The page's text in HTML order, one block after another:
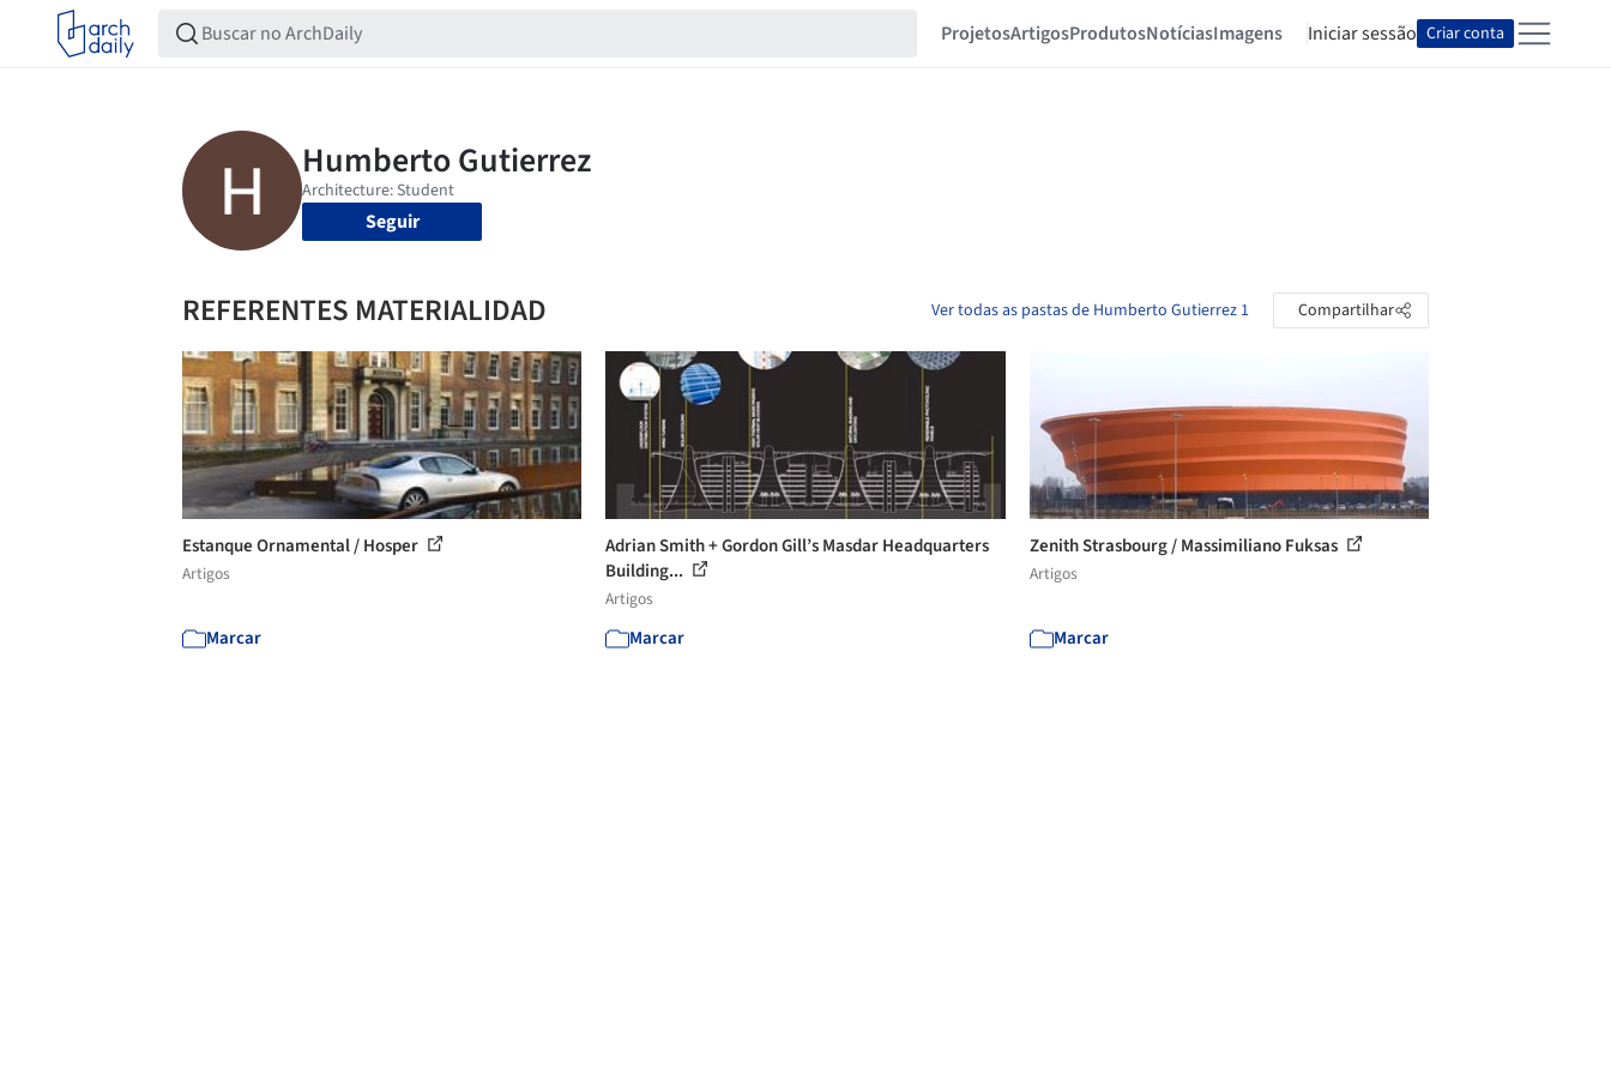
ProjetosArtigosProdutosNotíciasImagens Iniciar sessão Criar conta
Seguir
REFERENTES MATERIALIDAD Ver todas as pastas de Humberto Gutierrez 1 Compartilhar
Estanque Ornamental / Hosper
Artigos
Marcar
Adrian Smith + Gordon Gill’s Masdar Headquarters
Building...
Artigos
Marcar
Zenith Strasbourg / Massimiliano Fuksas
Artigos
Marcar